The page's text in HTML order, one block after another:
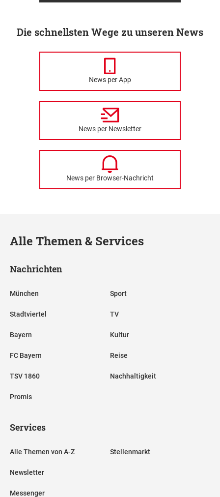
Die schnellsten Wege zu unseren News
News per App
News per Newsletter
News per Browser-Nachricht
Alle Themen & Services
Nachrichten
München
Stadtviertel
Bayern
FC Bayern
TSV 1860
Promis
Sport
TV
Kultur
Reise
Nachhaltigkeit
Services
Alle Themen von A-Z
Newsletter
Messenger
Stellenmarkt